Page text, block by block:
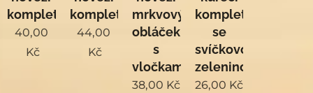
komplet
40,00
Kč
komplet
44,00
Kč
mrkvový
obláček
s
vločkami
38,00 Kč
komplet
se
svíčkovou
zeleninou
26,00 Kč